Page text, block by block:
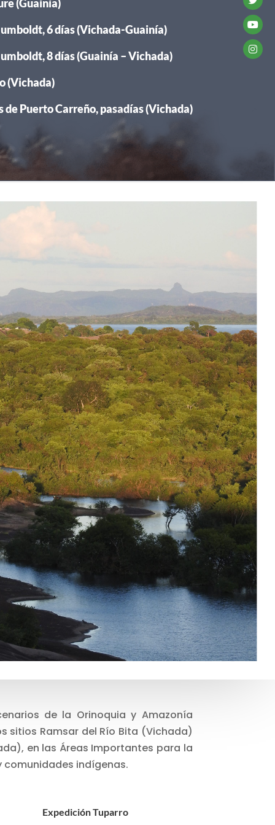
(Guainía)
6 días (Vichada-Guainía)
8 días (Guainía – Vichada)
(Vichada)
Puerto Carreño, pasadías (Vichada)
de la Orinoquia y Amazonía
sitios Ramsar del Río Bita (Vichada)
en las Áreas Importantes para la
comunidades indígenas.
Expedición Tuparro